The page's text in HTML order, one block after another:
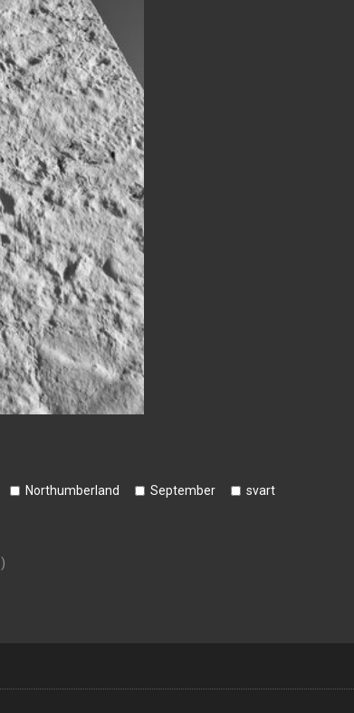
Northumberland September
svart